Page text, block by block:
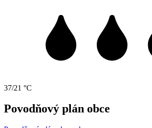
37/21 °C
Povodňový plán obce